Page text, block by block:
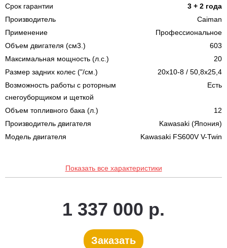
Срок гарантии
3 + 2 года
Производитель
Caiman
Применение
Профессиональное
Объем двигателя (см3.)
603
Максимальная мощность (л.с.)
20
Размер задних колес ("/см.)
20x10-8 / 50,8x25,4
Возможность работы с роторным
снегоуборщиком и щеткой
Есть
Объем топливного бака (л.)
12
Производитель двигателя
Kawasaki (Япония)
Модель двигателя
Kawasaki FS600V V-Twin
Показать все характеристики
1 337 000 р.
Заказать